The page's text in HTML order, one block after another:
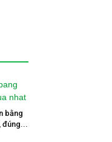
bằng
đúng...